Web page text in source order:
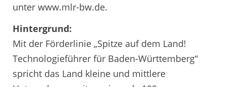
unter www.mlr-bw.de.
Hintergrund:
Mit der Förderlinie „Spitze auf dem Land!
Technologieführer für Baden-Württemberg“
spricht das Land kleine und mittlere